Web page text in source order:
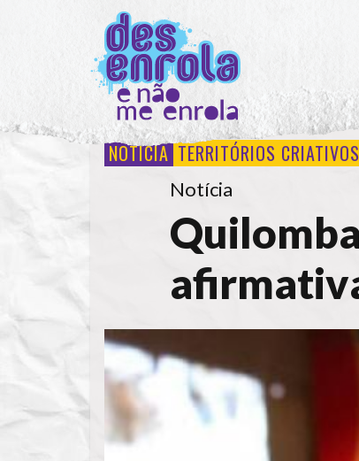
NOTÍCIA TERRITÓRIOS CRIATIVOS
Notícia